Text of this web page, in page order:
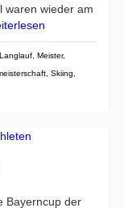
waren wieder am
Langlauf Meister,
Skiing
Bayerncup der